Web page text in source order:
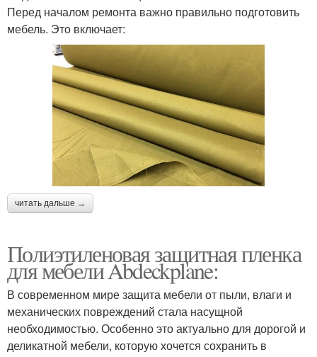
Перед началом ремонта важно правильно подготовить
мебель. Это включает:
читать дальше →
Полиэтиленовая защитная пленка
для мебели Abdeckplane:
В современном мире защита мебели от пыли, влаги и
механических повреждений стала насущной
необходимостью. Особенно это актуально для дорогой и
деликатной мебели, которую хочется сохранить в